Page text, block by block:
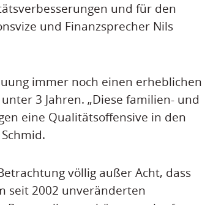
und für den
und Finanzsprecher Nils
immer noch einen erheblichen
3 Jahren. „Diese familien- und
eine Qualitätsoffensive in den
völlig außer Acht, dass
seit 2002 unveränderten